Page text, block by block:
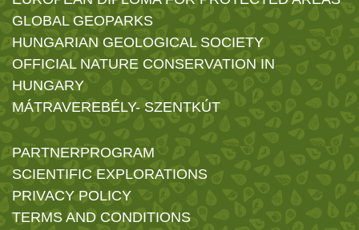
GLOBAL GEOPARKS
HUNGARIAN GEOLOGICAL SOCIETY
OFFICIAL NATURE CONSERVATION IN
HUNGARY
MÁTRAVEREBÉLY- SZENTKÚT
PARTNERPROGRAM
SCIENTIFIC EXPLORATIONS
PRIVACY POLICY
TERMS AND CONDITIONS